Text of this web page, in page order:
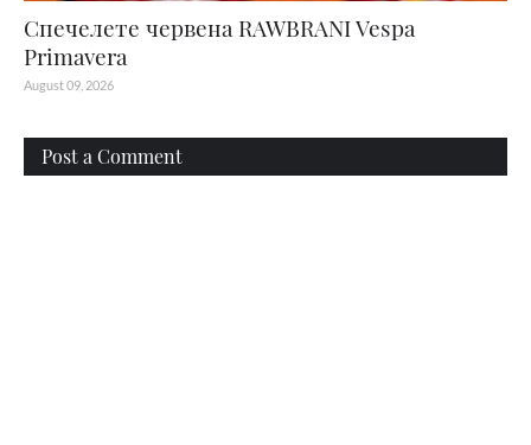
Спечелете червена RAWBRANI Vespa
Primavera
August 09, 2026
Post a Comment